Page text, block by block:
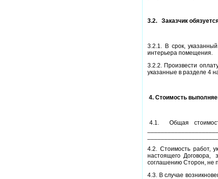
3.2. Заказчик
3.2.1. В срок,
интерьера помещения.
3.2.2. Произвести
указанные в разделе 4
4. Стоимость
4.1. Общая
4.2. Стоимость работ,
настоящего Договора,
соглашению Сторон, не
4.3. В случае